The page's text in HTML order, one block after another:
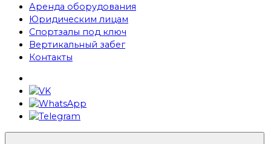
Аренда оборудования
Юридическим лицам
Спортзалы под ключ
Вертикальный забег
Контакты